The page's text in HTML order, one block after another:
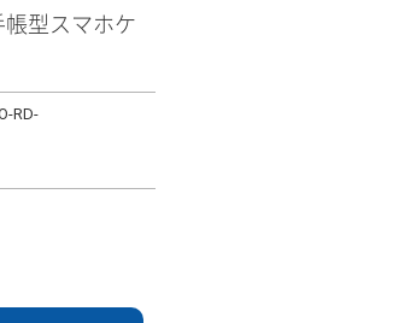
型スマホケ
RD-